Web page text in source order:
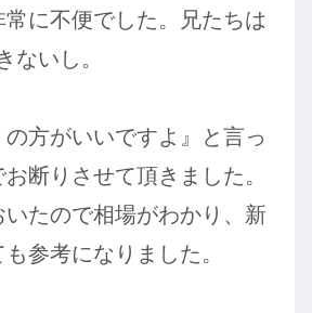
に不便でした。兄たちは
ないし。
方がいいですよ』と言っ
断りさせて頂きました。
たので相場がわかり、新
参考になりました。